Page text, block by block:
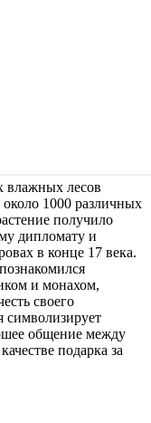
влажных лесов
1000 различных
получило
дипломату и
в конце 17 века.
и монахом,
своего
символизирует
общение между
подарка за